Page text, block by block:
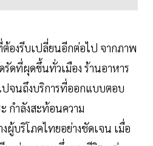
องรีบเปลี่ยนอีกต่อไป จากภาพ
ดที่ผุดขึ้นทั่วเมือง ร้านอาหาร
ปจนถึงบริการที่ออกแบบตอบ
กำลังสะท้อนความ
ผู้บริโภคไทยอย่างชัดเจน เมื่อ